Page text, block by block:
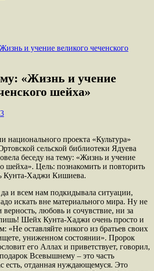
«Жизнь и учение
шейха»
национального проекта «Культура»
сельской библиотеки Ядуева
беседу на тему: «Жизнь и учение
шейха». Цель: познакомить и повторить
Кунта-Хаджи Кишиева.
и всем нам подкидывала ситуации,
искать вне материального мира. Ну не
любовь и сочувствие, ни за
Шейх Кунта-Хаджи очень просто и
«Не оставляйте никого из братьев своих
униженном состоянии». Пророк
его Аллах и приветствует, говорил,
Всевышнему – это часть
есть, отданная нуждающемуся. Это